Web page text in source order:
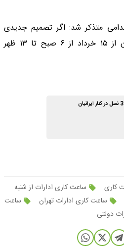
متذکر شد: اگر تصمیم جدیدی
نگیریم، ساعت کاری کارمندان از ۱۵ خرداد از ۶ صبح تا ۱۳ ظهر
کاری
ساعت کاری ادارات از شنبه
ساعت کاری ادارات تهران
ساعت
دولتی